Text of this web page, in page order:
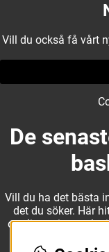
Vill du också få vårt
De
Vill du ha det bästa
det du söker. Här
otroliga priser, och
nyheter i